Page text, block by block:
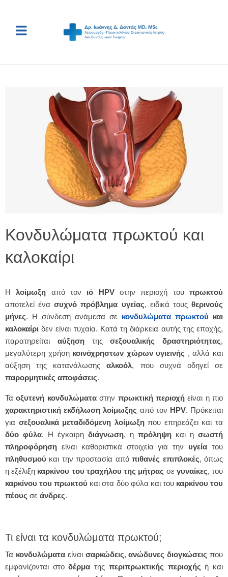
Κονδυλώματα πρωκτού και
καλοκαίρι
Ηλοίμωξη από τον ιό HPVστην περιοχή τουπρωκτού
αποτελεί ένασυχνό πρόβλημα υγείας, ειδικά τουςθερινούς
μήνες. Η σύνδεση ανάμεσα σε κονδυλώματα πρωκτού και
καλοκαίρι δεν είναι τυχαία. Κατά τη διάρκεια αυτής της εποχής,
παρατηρείται αύξησητηςσεξουαλικής δραστηριότητας,
μεγαλύτερη χρήση κοινόχρηστων χώρων υγιεινής , αλλά και
αύξηση της κατανάλωσηςαλκοόλ, που συχνά οδηγεί σε
παρορμητικές αποφάσεις.
Ταοξυτενή κονδυλώματαστην πρωκτική περιοχήείναι η πιο
χαρακτηριστική εκδήλωση λοίμωξης από τον HPV. Πρόκειται
για σεξουαλικά μεταδιδόμενη λοίμωξηπου επηρεάζει και τα
δύο φύλα. Η έγκαιρη διάγνωση, η πρόληψη και η σωστή
πληροφόρηση είναι καθοριστικά στοιχεία για την υγεία του
πληθυσμού και την προστασία απόπιθανές επιπλοκές, όπως
η εξέλιξη καρκίνου του τραχήλου της μήτρας σε γυναίκες, του
καρκίνου του πρωκτού και στα δύο φύλα και του καρκίνου του
πέους σε άνδρες.
Τι είναι τα κονδυλώματα πρωκτού;
Τα κονδυλώματα είναι σαρκώδεις,ανώδυνες διογκώσεις που
εμφανίζονται στοδέρμα της περιπρωκτικής περιοχής ή και